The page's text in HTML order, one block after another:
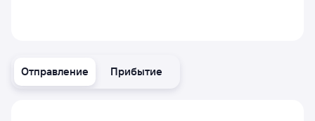
Отправление Прибытие